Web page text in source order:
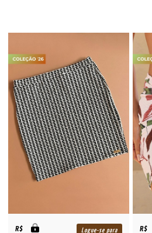
Logue-se para